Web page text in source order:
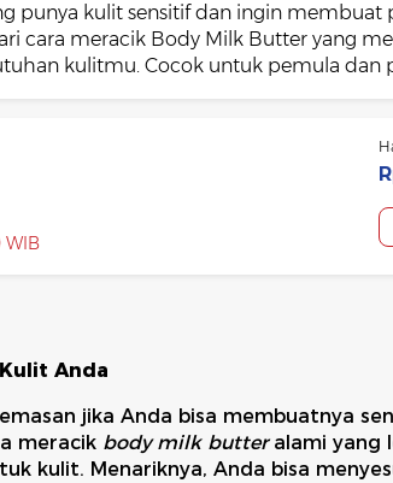
punya kulit sensitif dan ingin membuat
cara meracik Body Milk Butter yang
kulitmu. Cocok untuk pemula dan
WIB
Anda
jika Anda bisa membuatnya
meracik body milk butteralami yang
kulit. Menariknya, Anda bisa